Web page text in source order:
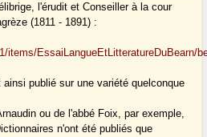
l'érudit et Conseiller à la cour
(1811 - 1891) :
items/EssaiLangueEtLitteratureDuBearn/
publié sur une variété quelconque
ou de l'abbé Foix, par exemple,
n'ont été publiés que